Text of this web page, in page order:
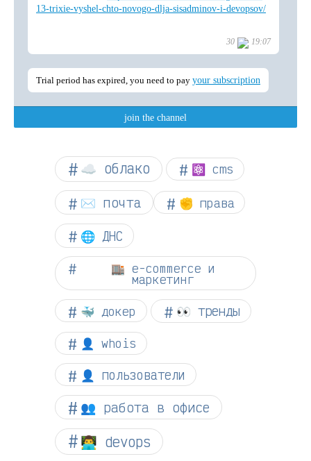
☁︎ облако ⚛ cms
✉️ почта ✊ права
🌐 ДНС
🏬 e-commerce и
маркетинг
🐳 докер 👀 тренды
👤 whois
👤 пользователи
👥 работа в офисе
👨‍💻 devops